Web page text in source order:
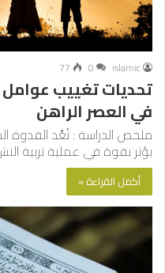
islamic
0
77
تحديات تغييب
في العصر الراهن
ملخص الدراسة : تُعَّد القدوة
يؤثر بقوة في عملية تربية
أكمل القراءة »